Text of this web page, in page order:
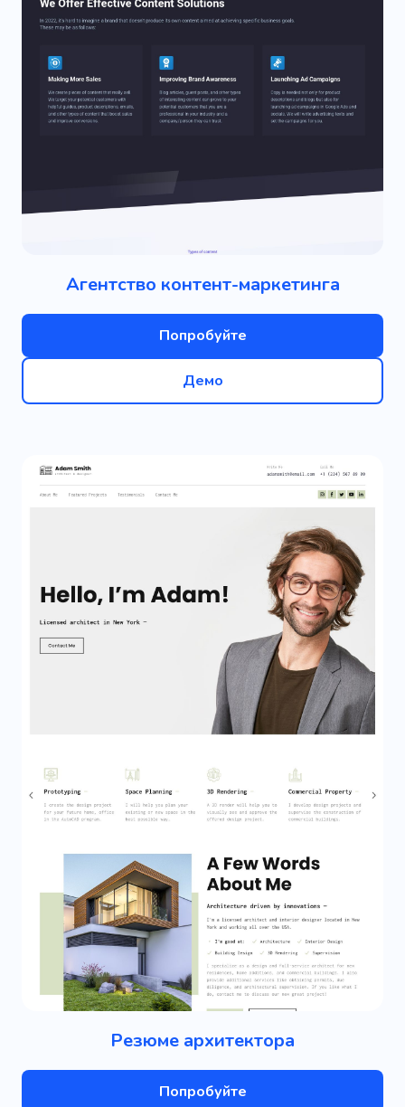
Агентство контент-маркетинга
Попробуйте
Демо
Резюме архитектора
Попробуйте